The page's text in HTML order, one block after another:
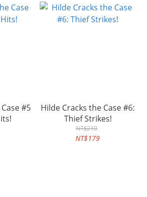
#5
Hilde Cracks the Case #6:
Thief Strikes!
NT$210
NT$179